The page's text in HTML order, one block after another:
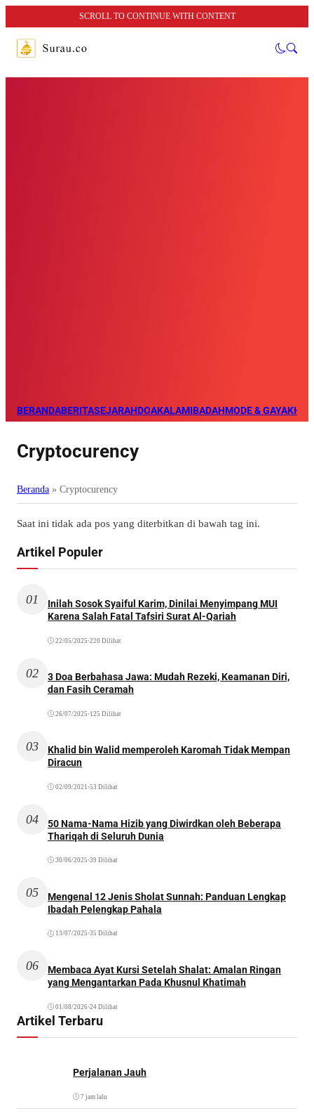
SCROLL TO CONTINUE WITH CONTENT
BERANDABERITASEJARAHDOAKALAMIBADAHMODE & GAYA
Cryptocurency
Beranda » Cryptocurency
Saat ini tidak ada pos yang diterbitkan di bawah tag ini.
Artikel Populer
01
Inilah Sosok Syaiful Karim, Dinilai Menyimpang MUI
Karena Salah Fatal Tafsiri Surat Al-Qariah
22/05/2025 •220 Dilihat
02
3 Doa Berbahasa Jawa: Mudah Rezeki, Keamanan Diri,
dan Fasih Ceramah
26/07/2025 •125 Dilihat
03
Khalid bin Walid memperoleh Karomah Tidak Mempan
Diracun
02/09/2021 •53 Dilihat
04
50 Nama-Nama Hizib yang Diwirdkan oleh Beberapa
Thariqah di Seluruh Dunia
30/06/2025 •39 Dilihat
05
Mengenal 12 Jenis Sholat Sunnah: Panduan Lengkap
Ibadah Pelengkap Pahala
13/07/2025 •35 Dilihat
06
Membaca Ayat Kursi Setelah Shalat: Amalan Ringan
yang Mengantarkan Pada Khusnul Khatimah
01/08/2026•24 Dilihat
Artikel Terbaru
Perjalanan Jauh
7 jam lalu